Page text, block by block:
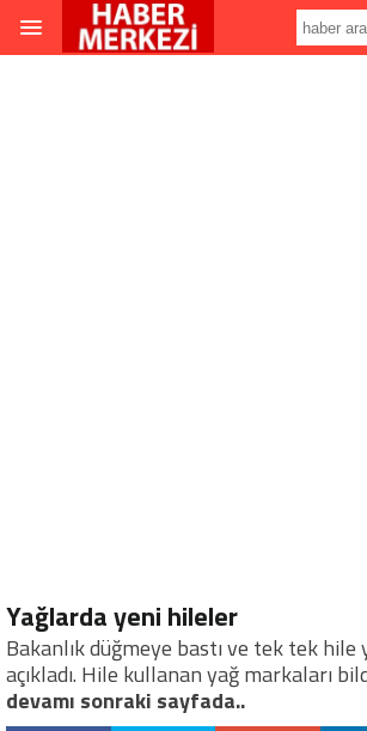
Yağlarda yeni hileler
Bakanlık düğmeye bastı ve tek tek hile
açıkladı. Hile kullanan yağ markaları
devamı sonraki sayfada..